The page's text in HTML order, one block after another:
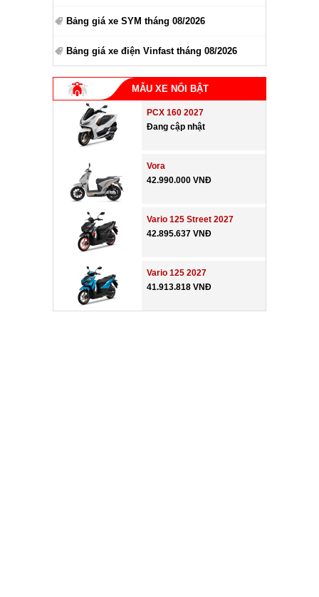
Bảng giá xe SYM tháng 08/2026
Bảng giá xe điện Vinfast tháng 08/2026
MẪU XE NỔI BẬT
PCX 160 2027
Đang cập nhật
Vora
42.990.000 VNĐ
Vario 125 Street 2027
42.895.637 VNĐ
Vario 125 2027
41.913.818 VNĐ